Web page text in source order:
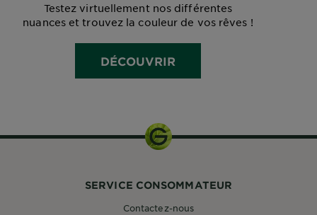
Testez virtuellement nos différentes
nuances et trouvez la couleur de vos rêves !
DÉCOUVRIR
SERVICE CONSOMMATEUR
Contactez-nous